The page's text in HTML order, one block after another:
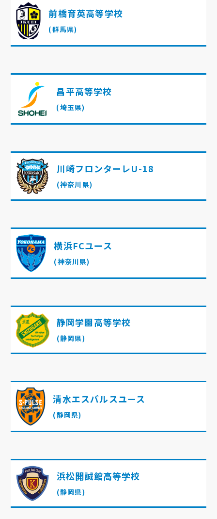
前橋育英高等学校
(群馬県)
昌平高等学校
(埼玉県)
川崎フロンターレU-18
(神奈川県)
横浜FCユース
(神奈川県)
静岡学園高等学校
(静岡県)
清水エスパルスユース
(静岡県)
浜松開誠館高等学校
(静岡県)